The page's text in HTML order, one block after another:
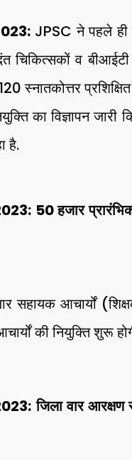
JPSC ने पहले ही
चिकित्सकों व
स्नातकोत्तर
का विज्ञापन
है.
हजार प्रारंभिक
सहायक आचार्यों
की नियुक्ति शुरू
वार आरक्षण